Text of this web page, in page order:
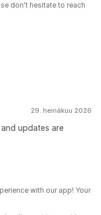
don't hesitate to reach
29. heinäkuu 2026
updates are
with our app! Your